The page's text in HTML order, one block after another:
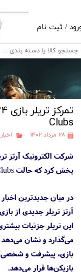
/ ثبت نام
حساب کاربری من
تغییر گذر واژه
خروج از حساب کاربری
Clubs
۲۸ مرداد ۱۴۰۲ اخبار
پخش کرد که حالت Clubs را در کانون توجه قرار می‌دهد.
در میان جدیدترین
می‌گذارد و نشان
بازی، پیشرفت و
بازیکن‌ها قرار می‌دهد.